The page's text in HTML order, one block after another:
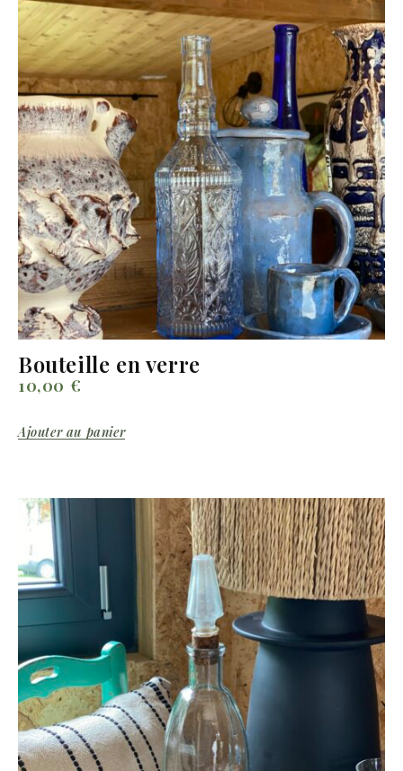
Bouteille en verre
10,00 €
Ajouter au panier